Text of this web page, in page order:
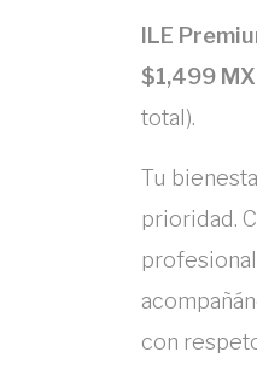
ILE
$1,499
total).
Tu
prioridad.
con